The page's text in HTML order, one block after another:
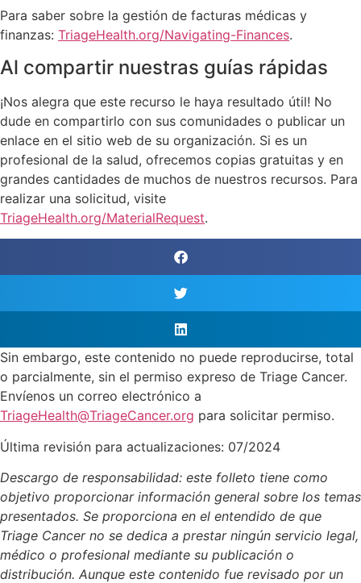
Para saber sobre la gestión de facturas médicas y
finanzas: TriageHealth.org/Navigating-Finances.
Al compartir nuestras guías rápidas
¡Nos alegra que este recurso le haya resultado útil! No
dude en compartirlo con sus comunidades o publicar un
enlace en el sitio web de su organización. Si es un
profesional de la salud, ofrecemos copias gratuitas y en
grandes cantidades de muchos de nuestros recursos. Para
realizar una solicitud, visite
TriageHealth.org/MaterialRequest.
Sin embargo, este contenido no puede reproducirse, total
o parcialmente, sin el permiso expreso de Triage Cancer.
Envíenos un correo electrónico a
TriageHealth@TriageCancer.org para solicitar permiso.
Última revisión para actualizaciones: 07/2024
Descargo de responsabilidad: este folleto tiene como
objetivo proporcionar información general sobre los temas
presentados. Se proporciona en el entendido de que
Triage Cancer no se dedica a prestar ningún servicio legal,
médico o profesional mediante su publicación o
distribución. Aunque este contenido fue revisado por un